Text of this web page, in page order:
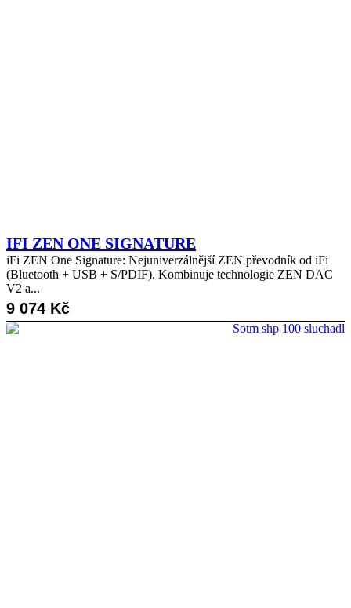
IFI ZEN ONE SIGNATURE
iFi ZEN One Signature: Nejuniverzálnější ZEN převodník od iFi
(Bluetooth + USB + S/PDIF). Kombinuje technologie ZEN DAC
V2 a...
9 074 Kč